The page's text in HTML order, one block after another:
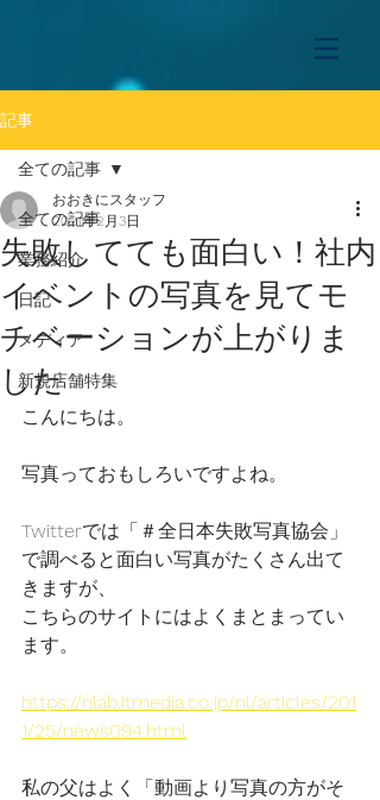
記事
全ての記事
業務紹介
日記
メディア
新規店舗特集
全ての記事
失敗してても面白い！社内
イベントの写真を見てモ
チベーションが上がりま
した
おおきにスタッフ
2021年2月3日
こんにちは。
写真っておもしろいですよね。
Twitterでは「＃全日本失敗写真協会」
で調べると面白い写真がたくさん出て
きますが、
こちらのサイトにはよくまとまってい
ます。
https://nlab.itmedia.co.jp/nl/articles/201
1/25/news094.html
私の父はよく「動画より写真の方がそ